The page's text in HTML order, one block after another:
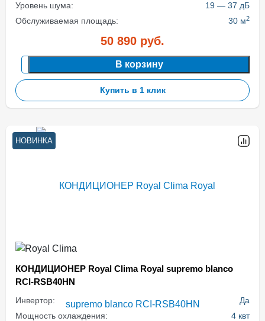
Уровень шума:
19 — 37 дБ
Обслуживаемая площадь:
30 м2
50 890 руб.
В корзину
Купить в 1 клик
НОВИНКА
КОНДИЦИОНЕР Royal Clima Royal supremo blanco
RCI-RSB40HN
Инвертор:
Да
Мощность охлаждения:
4 квт